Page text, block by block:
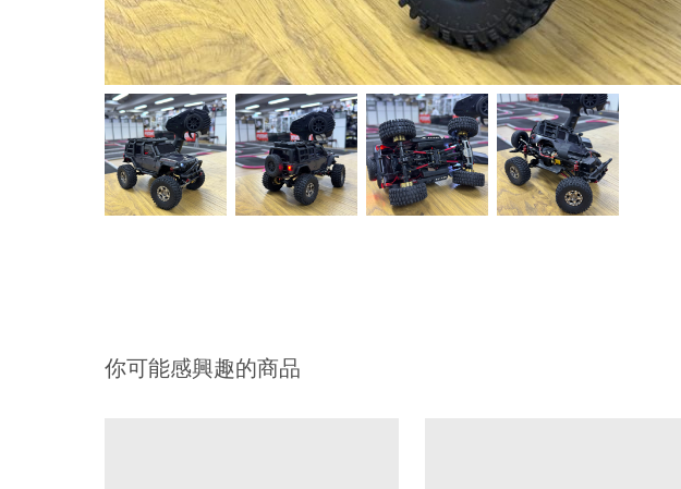
你可能感興趣的商品